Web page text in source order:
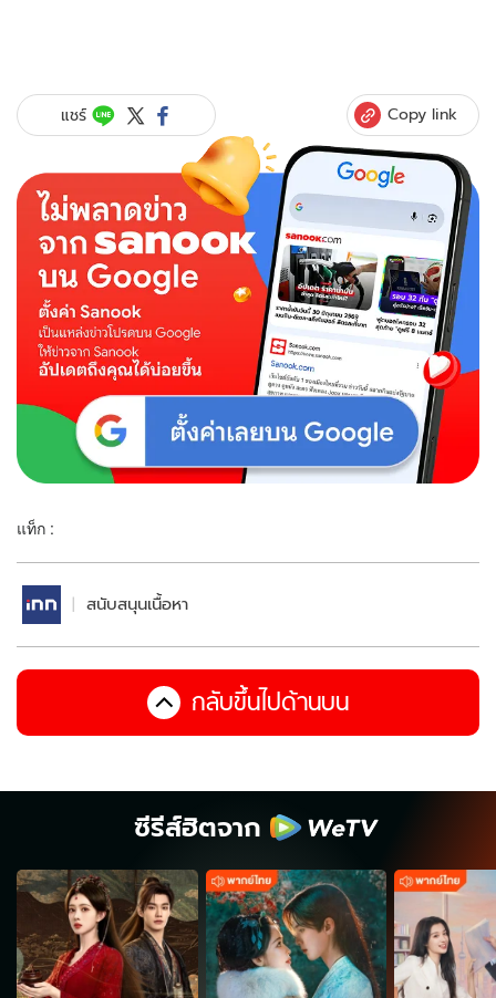
แชร์ Copy link
แท็ก :
สนับสนุนเนื้อหา
กลับขึ้นไปด้านบน
ซีรีส์ฮิตจาก